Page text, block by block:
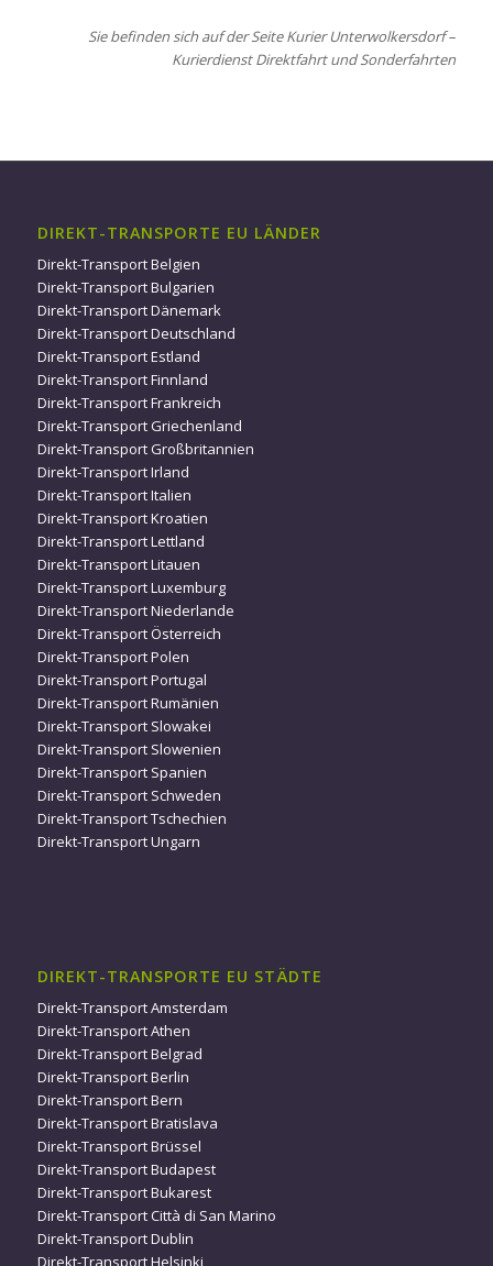
Sie befinden sich auf der Seite Kurier Unterwolkersdorf –
Kurierdienst Direktfahrt und Sonderfahrten
DIREKT-TRANSPORTE EU LÄNDER
Direkt-Transport Belgien
Direkt-Transport Bulgarien
Direkt-Transport Dänemark
Direkt-Transport Deutschland
Direkt-Transport Estland
Direkt-Transport Finnland
Direkt-Transport Frankreich
Direkt-Transport Griechenland
Direkt-Transport Großbritannien
Direkt-Transport Irland
Direkt-Transport Italien
Direkt-Transport Kroatien
Direkt-Transport Lettland
Direkt-Transport Litauen
Direkt-Transport Luxemburg
Direkt-Transport Niederlande
Direkt-Transport Österreich
Direkt-Transport Polen
Direkt-Transport Portugal
Direkt-Transport Rumänien
Direkt-Transport Slowakei
Direkt-Transport Slowenien
Direkt-Transport Spanien
Direkt-Transport Schweden
Direkt-Transport Tschechien
Direkt-Transport Ungarn
DIREKT-TRANSPORTE EU STÄDTE
Direkt-Transport Amsterdam
Direkt-Transport Athen
Direkt-Transport Belgrad
Direkt-Transport Berlin
Direkt-Transport Bern
Direkt-Transport Bratislava
Direkt-Transport Brüssel
Direkt-Transport Budapest
Direkt-Transport Bukarest
Direkt-Transport Città di San Marino
Direkt-Transport Dublin
Direkt-Transport Helsinki